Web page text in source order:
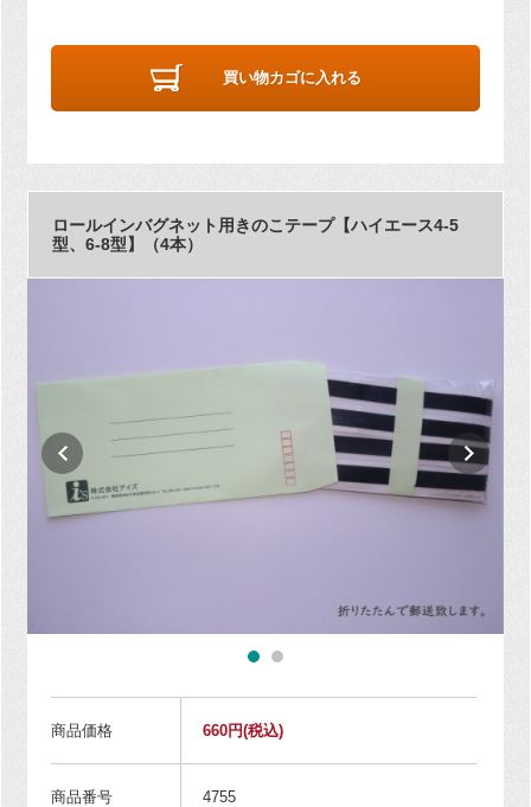
買い物カゴに入れる
ロールインバグネット用きのこテープ【ハイエース4-5
型、6-8型】（4本）
商品価格 660円(税込)
商品番号 4755